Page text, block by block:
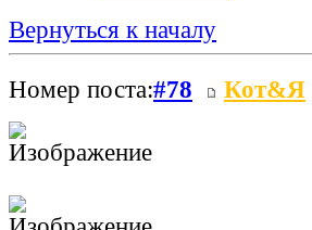
Вернуться к началу
Номер поста:#78 Кот&Я